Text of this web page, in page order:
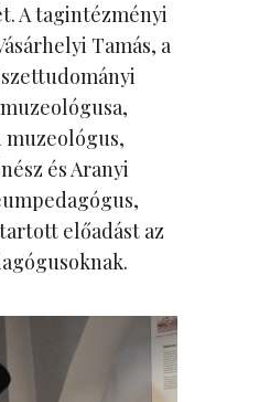
A tagintézményi
Tamás, a
muzeológus,
és Aranyi
előadást az